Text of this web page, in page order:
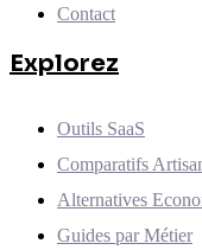
Contact
Explorez
Outils SaaS
Comparatifs
Alternatives
Guides par Métier